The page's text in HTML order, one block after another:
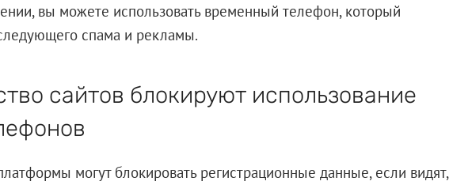
вы можете использовать временный телефон, который
спама и рекламы.
сайтов блокируют использование
могут блокировать регистрационные данные, если видят,